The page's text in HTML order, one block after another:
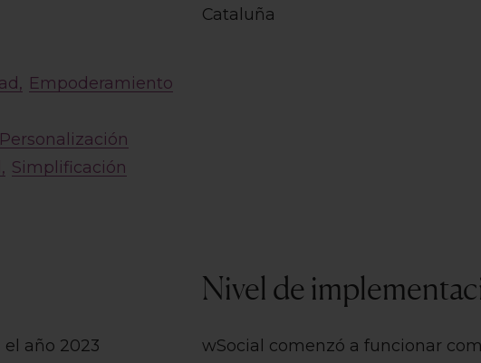
Empoderamiento
Personalización
Simplificación
Cataluña
año 2023
Nivel de
wSocial comenzó a funcionar